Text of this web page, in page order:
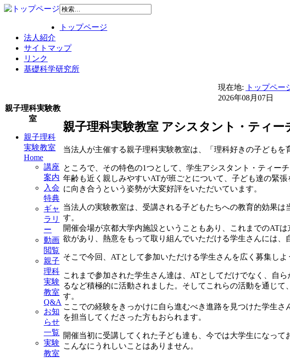
トップページ
法人紹介
サイトマップ
リンク
基礎科学研究所
現在地: トップペー
2026年08月07日
親子理科実験教
室
親子理科
実験教室
Home
講座
案内
入会
特典
ギャ
ラリ
ー
動画
閲覧
親子
理科
実験
教室
Q&A
お知
らせ
一覧
実験
教室
親子理科実験教室 アシスタント・ティー
当法人が主催する親子理科実験教室は、「理科好きの子ども
ところで、その特色の1つとして、学生アシスタント・ティー
年齢も近く親しみやすいATが班ごとについて、子ども達の緊
に向き合うという姿勢が大変好評をいただいています。
当法人の実験教室は、受講される子どもたちへの教育的効果
す。
開催会場が京都大学内施設ということもあり、これまでのAT
欲があり、熱意をもって取り組んでいただける学生さんには
そこで今回、ATとして参加いただける学生さんを広く募集しよ
これまで参加された学生さん達は、ATとしてだけでなく、自
るなど積極的に活動されました。そしてこれらの活動を通じ
す。
ここでの経験をきっかけに自ら進むべき進路を見つけた学生
を担当してくださった方もおられます。
開催当初に受講してくれた子ども達も、今では大学生になっ
こんなにうれしいことはありません。